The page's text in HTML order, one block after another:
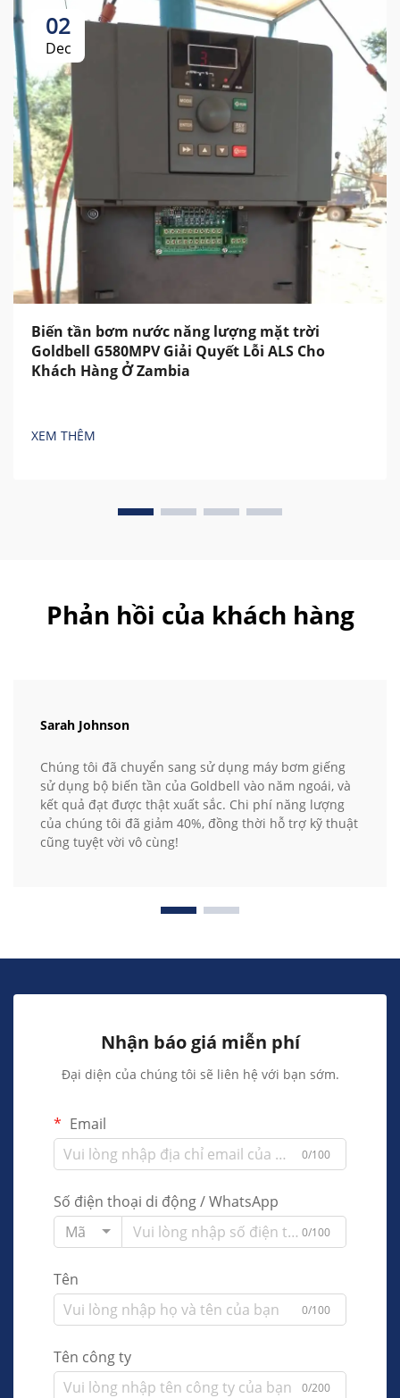
02
Dec
Biến tần bơm nước năng lượng mặt trời
Goldbell G580MPV Giải Quyết Lỗi ALS Cho
Khách Hàng Ở Zambia
XEM THÊM
Phản hồi của khách hàng
Sarah Johnson
Chúng tôi đã chuyển sang sử dụng máy bơm giếng
sử dụng bộ biến tần của Goldbell vào năm ngoái, và
kết quả đạt được thật xuất sắc. Chi phí năng lượng
của chúng tôi đã giảm 40%, đồng thời hỗ trợ kỹ thuật
cũng tuyệt vời vô cùng!
Nhận báo giá miễn phí
Đại diện của chúng tôi sẽ liên hệ với bạn sớm.
Email
0/100
Số điện thoại di động / WhatsApp
Mã
0/100
Tên
0/100
Tên công ty
0/200